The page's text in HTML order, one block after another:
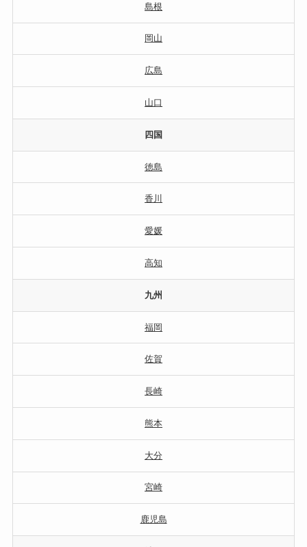
島根
岡山
広島
山口
四国
徳島
香川
愛媛
高知
九州
福岡
佐賀
長崎
熊本
大分
宮崎
鹿児島